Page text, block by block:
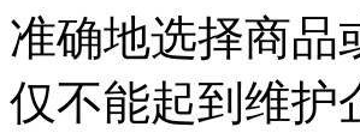
准确地选择商品
仅不能起到维护